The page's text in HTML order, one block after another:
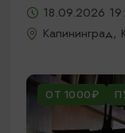
18.09.2026
Калининград,
ОТ 1000₽